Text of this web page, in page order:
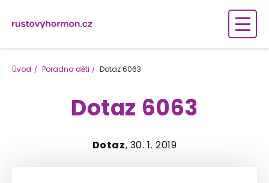
Úvod Poradna děti Dotaz 6063
Dotaz 6063
Dotaz, 30. 1. 2019